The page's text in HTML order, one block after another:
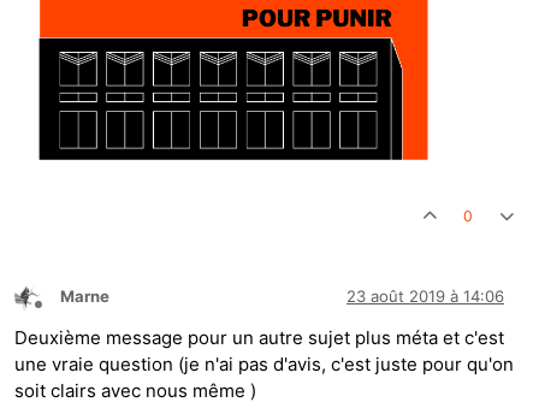
0
Hors-ligne
Marne 23 août 2019 à 14:06
Deuxième message pour un autre sujet plus méta et c'est
une vraie question (je n'ai pas d'avis, c'est juste pour qu'on
soit clairs avec nous même )